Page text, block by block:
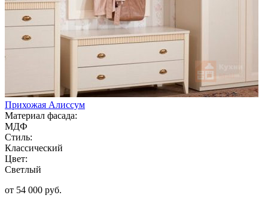
Прихожая Алиссум
Материал фасада:
МДФ
Стиль:
Классический
Цвет:
Светлый
от 54 000 руб.